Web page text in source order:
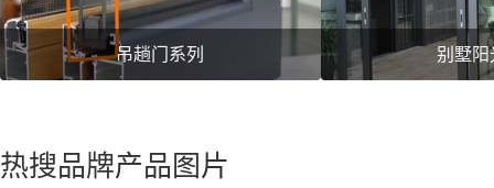
吊趟门系列 别墅阳
热搜品牌产品图片